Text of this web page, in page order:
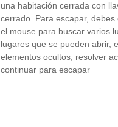
una habitación cerrada con
cerrado. Para escapar,
el mouse para buscar varios
lugares que se pueden abrir,
elementos ocultos, resolver
continuar para escapar